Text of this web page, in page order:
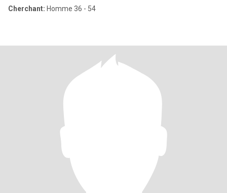
Cherchant: Homme 36 - 54